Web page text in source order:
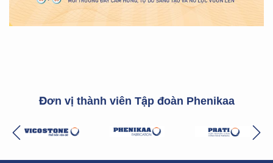
Đơn vị thành viên Tập đoàn Phenikaa